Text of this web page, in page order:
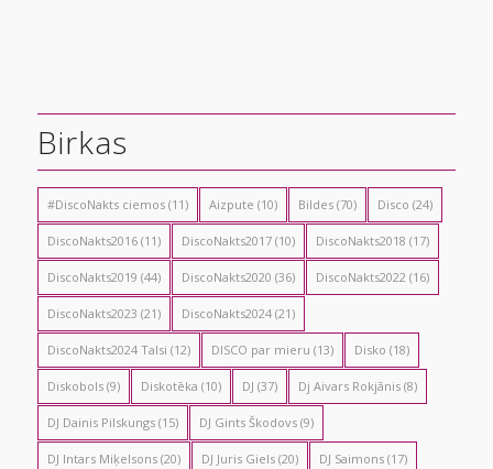
Birkas
#DiscoNakts ciemos(11) Aizpute (10) Bildes(70) Disco (24)
DiscoNakts2016(11) DiscoNakts2017(10) DiscoNakts2018 (17)
DiscoNakts2019 (44) DiscoNakts2020 (36) DiscoNakts2022(16)
DiscoNakts2023 (21) DiscoNakts2024(21)
DiscoNakts2024 Talsi (12) DISCO par mieru (13) Disko (18)
Diskobols(9) Diskotēka (10) DJ (37) Dj Aivars Rokjānis(8)
DJ Dainis Pilskungs(15) DJ Gints Škodovs(9)
DJ Intars Miķelsons(20) DJ Juris Giels(20) DJ Saimons(17)